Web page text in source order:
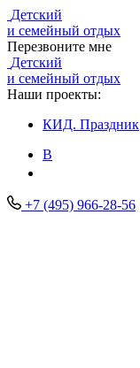
Детский
и семейный отдых
Перезвоните мне
Детский
и семейный отдых
Наши проекты:
КИД. Праздник
В
+7 (495) 966-28-56